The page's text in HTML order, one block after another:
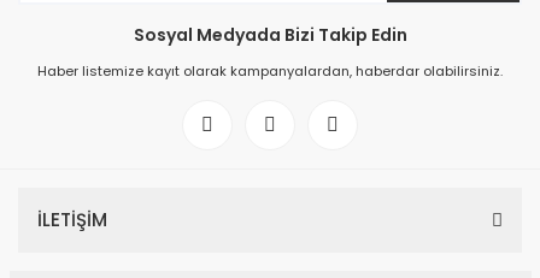
Sosyal Medyada Bizi Takip Edin
Haber listemize kayıt olarak kampanyalardan, haberdar olabilirsiniz.
İLETİŞİM